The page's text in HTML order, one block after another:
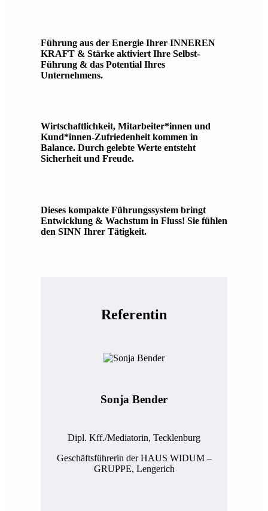
Führung aus der Energie Ihrer INNEREN
KRAFT & Stärke aktiviert Ihre Selbst-
Führung & das Potential Ihres
Unternehmens.
Wirtschaftlichkeit, Mitarbeiter*innen und
Kund*innen-Zufriedenheit kommen in
Balance. Durch gelebte Werte entsteht
Sicherheit und Freude.
Dieses kompakte Führungssystem bringt
Entwicklung & Wachstum in Fluss! Sie fühlen
den SINN Ihrer Tätigkeit.
Referentin
Sonja Bender
Dipl. Kff./Mediatorin, Tecklenburg
Geschäftsführerin der HAUS WIDUM –
GRUPPE, Lengerich